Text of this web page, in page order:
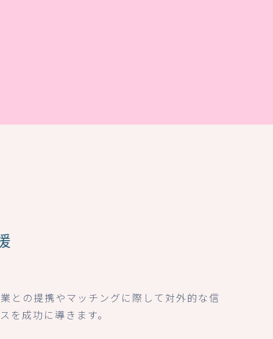
との提携やマッチングに際して対外的な信
成功に導きます。